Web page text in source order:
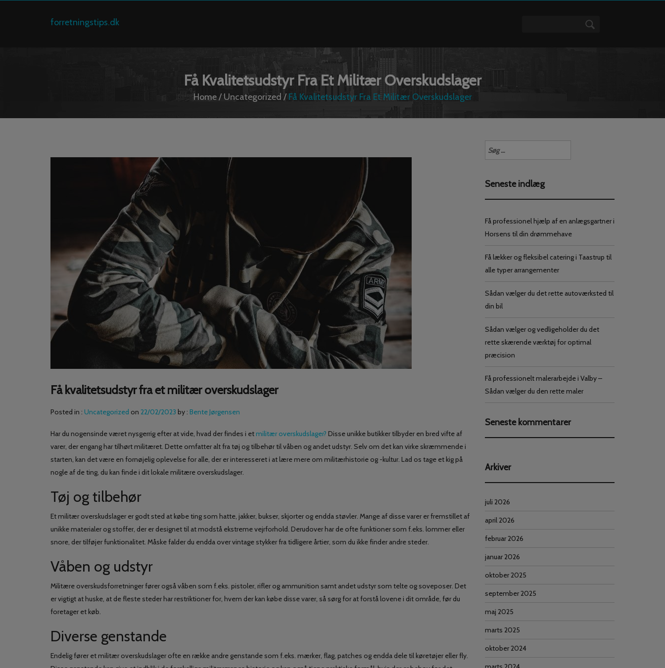
forretningstips.dk
Få Kvalitetsudstyr Fra Et Militær Overskudslager
Home/ Uncategorized / Få Kvalitetsudstyr Fra Et Militær Overskudslager
Få kvalitetsudstyr fra et militær overskudslager
Posted in : Uncategorized on 22/02/2023 by : Bente Jørgensen
Har du nogensinde været nysgerrig efter at vide, hvad der findes i etmilitær overskudslager? Disse unikke butikker tilbyder en bred vifte af
varer, der engang har tilhørt militæret. Dette omfatter alt fra tøj og tilbehør til våben og andet udstyr. Selv om det kan virke skræmmende i
starten, kan det være en fornøjelig oplevelse for alle, der er interesseret i at lære mere om militærhistorie og -kultur. Lad os tage et kig på
nogle af de ting, du kan finde i dit lokale militære overskudslager.
Tøj og tilbehør
Et militær overskudslager er godt sted at købe ting som hatte, jakker, bukser, skjorter og endda støvler. Mange af disse varer er fremstillet af
unikke materialer og stoffer, der er designet til at modstå ekstreme vejrforhold. Derudover har de ofte funktioner som f.eks. lommer eller
snore, der tilføjer funktionalitet. Måske falder du endda over vintage stykker fra tidligere årtier, som du ikke finder andre steder.
Våben og udstyr
Militære overskudsforretninger fører også våben som f.eks. pistoler, rifler og ammunition samt andet udstyr som telte og soveposer. Det
er vigtigt at huske, at de fleste steder har restriktioner for, hvem der kan købe disse varer, så sørg for at forstå lovene i dit område, før du
foretager et køb.
Diverse genstande
Endelig fører et militær overskudslager ofte en række andre genstande som f.eks. mærker, flag, patches og endda dele til køretøjer eller fly.
efter:
Seneste indlæg
Få professionel hjælp af en anlægsgartner i
Horsens til din drømmehave
Få lækker og fleksibel catering i Taastrup til
alle typer arrangementer
Sådan vælger du det rette autoværksted til
din bil
Sådan vælger og vedligeholder du det
rette skærende værktøj for optimal
præcision
Få professionelt malerarbejde i Valby –
Sådan vælger du den rette maler
Seneste kommentarer
Arkiver
juli 2026
april 2026
februar 2026
januar 2026
oktober 2025
september 2025
maj 2025
marts 2025
oktober 2024